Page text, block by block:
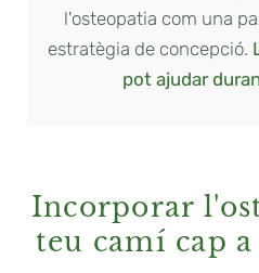
l'osteopatia com una
estratègia de concepció.
pot ajudar
Incorporar
teu camí cap